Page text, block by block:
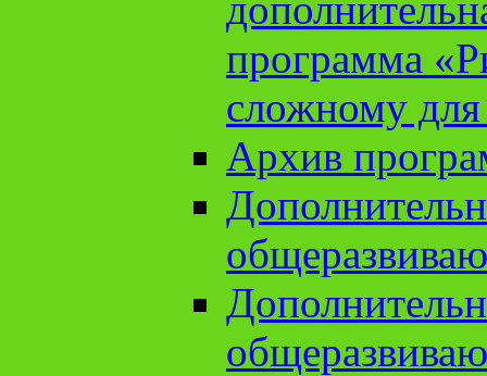
программа
сложному
Архив